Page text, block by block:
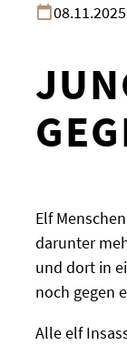
08.11.2025
Elf
darunter
und dort in
noch gegen
Alle elf